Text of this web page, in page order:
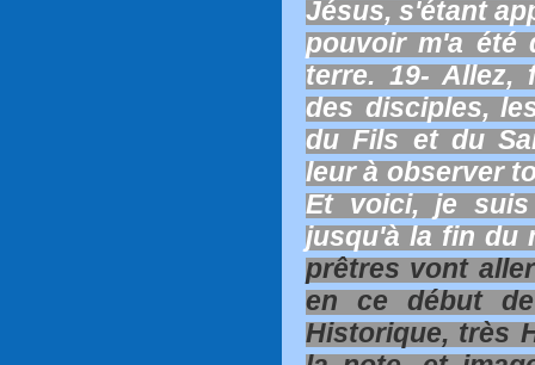
Jésus, s'étant
pouvoir m'a été
terre. 19- Allez,
des disciples,
du Fils et du
leur à observer
Et voici, je
jusqu'à la fin du
prêtres vont
en ce début
Historique, très